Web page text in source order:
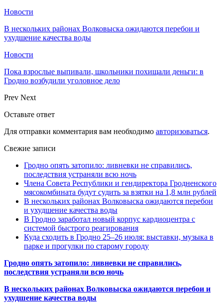
Новости
В нескольких районах Волковыска ожидаются перебои и
ухудшение качества воды
Новости
Пока взрослые выпивали, школьники похищали деньги: в
Гродно возбудили уголовное дело
Prev Next
Оставьте ответ
Для отправки комментария вам необходимо авторизоваться.
Свежие записи
Гродно опять затопило: ливневки не справились,
последствия устраняли всю ночь
Члена Совета Республики и гендиректора Гродненского
мясокомбината будут судить за взятки на 1,8 млн рублей
В нескольких районах Волковыска ожидаются перебои
и ухудшение качества воды
В Гродно заработал новый корпус кардиоцентра с
системой быстрого реагирования
Куда сходить в Гродно 25–26 июля: выставки, музыка в
парке и прогулки по старому городу
Гродно опять затопило: ливневки не справились,
последствия устраняли всю ночь
В нескольких районах Волковыска ожидаются перебои и
ухудшение качества воды